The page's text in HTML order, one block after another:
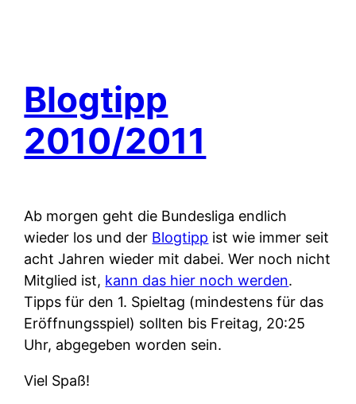
Blogtipp
2010/2011
Ab morgen geht die Bundesliga endlich
wieder los und der Blogtipp ist wie immer seit
acht Jahren wieder mit dabei. Wer noch nicht
Mitglied ist, kann das hier noch werden.
Tipps für den 1. Spieltag (mindestens für das
Eröffnungsspiel) sollten bis Freitag, 20:25
Uhr, abgegeben worden sein.
Viel Spaß!